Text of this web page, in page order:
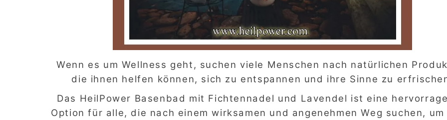
Wenn es um Wellness geht, suchen viele Menschen nach natürlichen
die ihnen helfen können, sich zu entspannen und ihre Sinne zu
Das HeilPower Basenbad mit Fichtennadel und Lavendel ist eine
Option für alle, die nach einem wirksamen und angenehmen Weg suchen,